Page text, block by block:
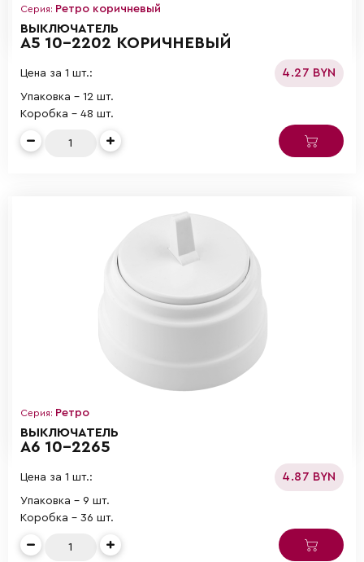
Серия: Ретро коричневый
ВЫКЛЮЧАТЕЛЬ
А5 10-2202 КОРИЧНЕВЫЙ
Цена за 1 шт.: 4.27 BYN
Упаковка - 12 шт.
Коробка - 48 шт.
Серия: Ретро
ВЫКЛЮЧАТЕЛЬ
А6 10-2265
Цена за 1 шт.: 4.87 BYN
Упаковка - 9 шт.
Коробка - 36 шт.